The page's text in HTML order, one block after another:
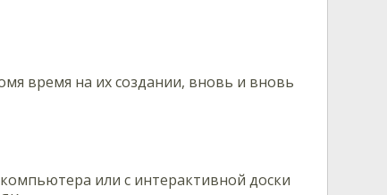
время на их создании, вновь и вновь
или с интерактивной доски